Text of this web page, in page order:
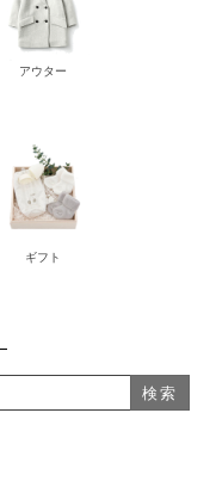
アウター
ギフト
検索